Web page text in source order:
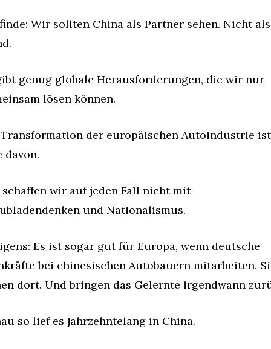
Wir sollten China als Partner sehen. Nicht als
genug globale Herausforderungen, die wir nur
lösen können.
der europäischen Autoindustrie ist
davon.
schaffen wir auf jeden Fall nicht mit
und Nationalismus.
Es ist sogar gut für Europa, wenn deutsche
bei chinesischen Autobauern mitarbeiten.
dort. Und bringen das Gelernte irgendwann
so lief es jahrzehntelang in China.